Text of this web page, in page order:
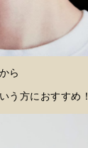
ら
う方におすすめ！